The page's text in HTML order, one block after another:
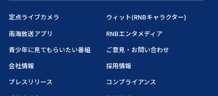
定点ライブカメラ
ウィット(RNBキャラクター)
南海放送アプリ
RNBエンタメディア
青少年に見てもらいたい番組
ご意見・お問い合わせ
会社情報
採用情報
プレスリリース
コンプライアンス